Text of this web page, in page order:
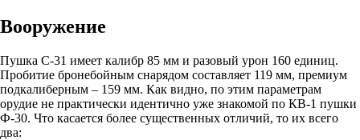
Вооружение
Пушка С-31 имеет калибр 85 мм и разовый урон 160 единиц.
Пробитие бронебойным снарядом составляет 119 мм, премиум
подкалиберным – 159 мм. Как видно, по этим параметрам
орудие не практически идентично уже знакомой по КВ-1 пушки
Ф-30. Что касается более существенных отличий, то их всего
два: